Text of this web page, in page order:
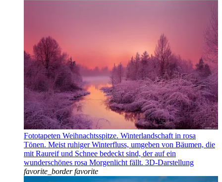
Fototapeten Weihnachtsspitze. Winterlandschaft in rosa
Tönen. Meist ruhiger Winterfluss, umgeben von Bäumen, die
mit Raureif und Schnee bedeckt sind, der auf ein
wunderschönes rosa Morgenlicht fällt. 3D-Darstellung
favorite_border favorite